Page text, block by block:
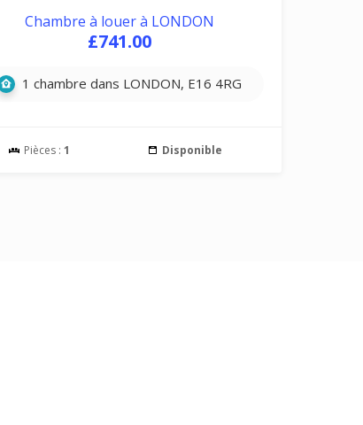
Chambre à louer à LONDON
£741.00
1 chambre dans LONDON, E16 4RG
Pièces :1 Disponible